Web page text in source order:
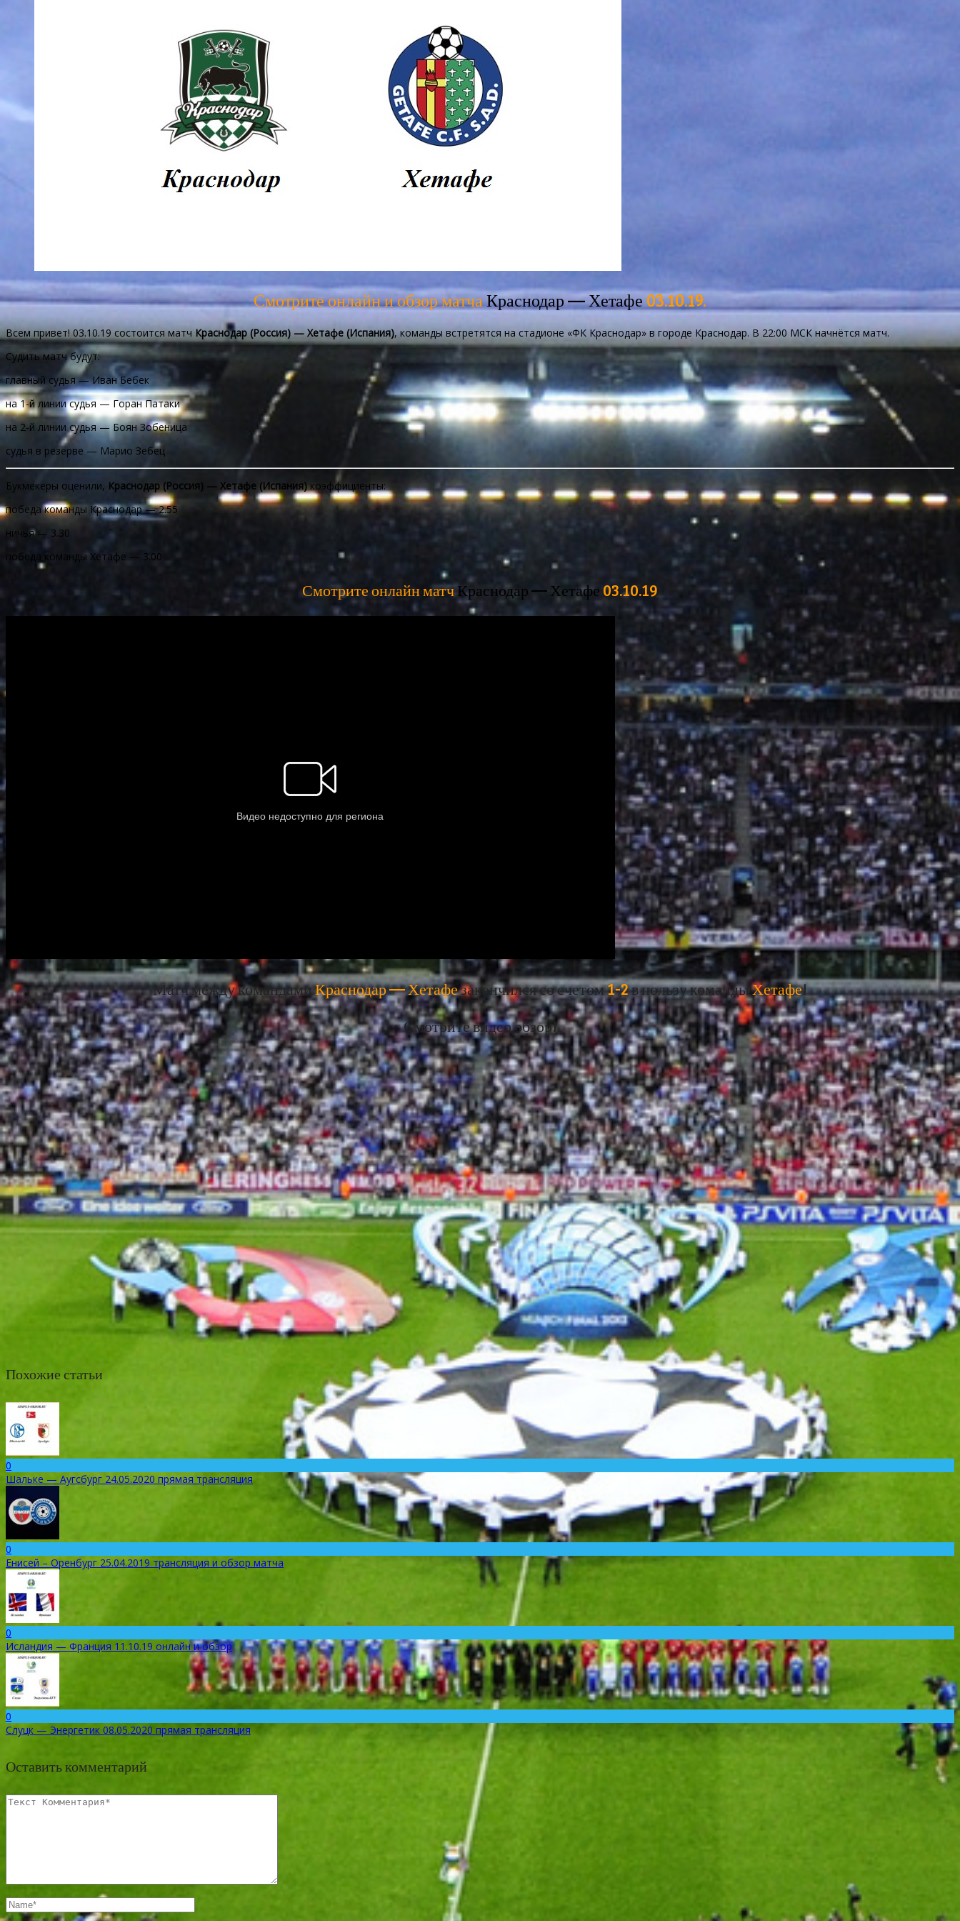
Смотрите онлайн и обзор матчаКраснодар — Хетафе03.10.19.
Всем привет! 03.10.19 состоится матчКраснодар (Россия) — Хетафе (Испания), команды встретятся на стадионе «ФК Краснодар» в городе Краснодар. В 22:00 МСК начнётся матч.
Судить матч будут:
главный судья — Иван Бебек
на 1-й линии судья — Горан Патаки
на 2-й линии судья — Боян Зобеница
судья в резерве — Марио Зебец
Букмекеры оценили, Краснодар (Россия) — Хетафе (Испания)коэффициенты:
победа команды Краснодар — 2.55
ничья — 3.30
победа команды Хетафе — 3.00
Смотрите онлайн матчКраснодар — Хетафе 03.10.19
Матч между командамиКраснодар — Хетафезакончился со счетом1-2в пользу командыХетафе!
Смотрите видео обзор!
Похожие статьи
0
Шальке — Аугсбург 24.05.2020 прямая трансляция
0
Енисей – Оренбург 25.04.2019 трансляция и обзор матча
0
Исландия — Франция 11.10.19 онлайн и обзор
0
Слуцк — Энергетик 08.05.2020 прямая трансляция
Оставить комментарий